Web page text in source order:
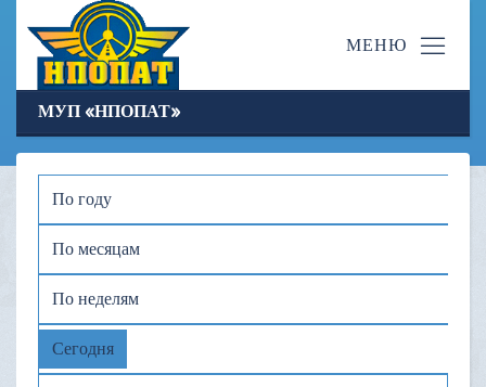
МУП «НПОПАТ»
По году
По месяцам
По неделям
Сегодня